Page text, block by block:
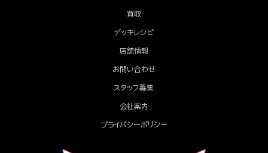
買取
デッキレシピ
店舗情報
お問い合わせ
スタッフ募集
会社案内
プライバシーポリシー